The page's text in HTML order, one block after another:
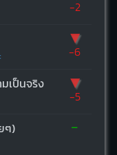
-2
▼
-6
เป็นจริง ▼
-5
ๆ) -